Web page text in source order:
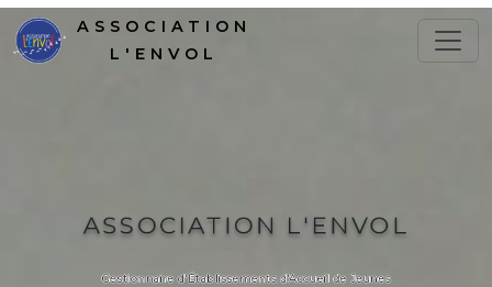
ASSOCIATION
L'ENVOL
ASSOCIATION L'ENVOL
Gestionnaire d'Établissements d'Accueil de Jeunes